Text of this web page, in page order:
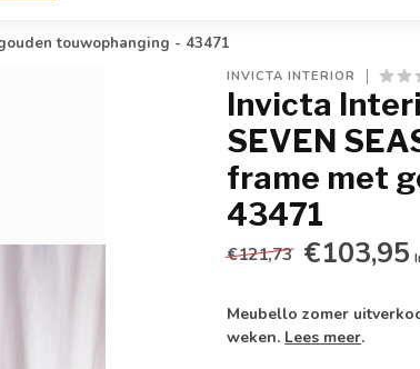
touwophanging - 43471
INVICTA INTERIOR
Invicta
SEVEN
frame met
43471
€121,73 €103,95
Meubello zomer
weken. Lees meer.